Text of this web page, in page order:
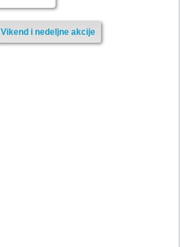
Vikend i nedeljne akcije